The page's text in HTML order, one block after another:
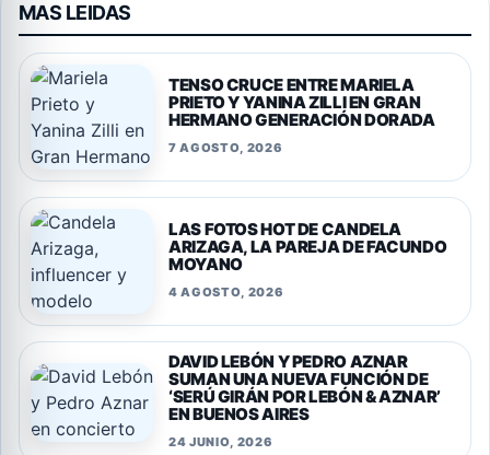
MAS LEIDAS
TENSO CRUCE ENTRE MARIELA
PRIETO Y YANINA ZILLI EN GRAN
HERMANO GENERACIÓN DORADA
7 AGOSTO, 2026
LAS FOTOS HOT DE CANDELA
ARIZAGA, LA PAREJA DE FACUNDO
MOYANO
4 AGOSTO, 2026
DAVID LEBÓN Y PEDRO AZNAR
SUMAN UNA NUEVA FUNCIÓN DE
‘SERÚ GIRÁN POR LEBÓN & AZNAR’
EN BUENOS AIRES
24 JUNIO, 2026